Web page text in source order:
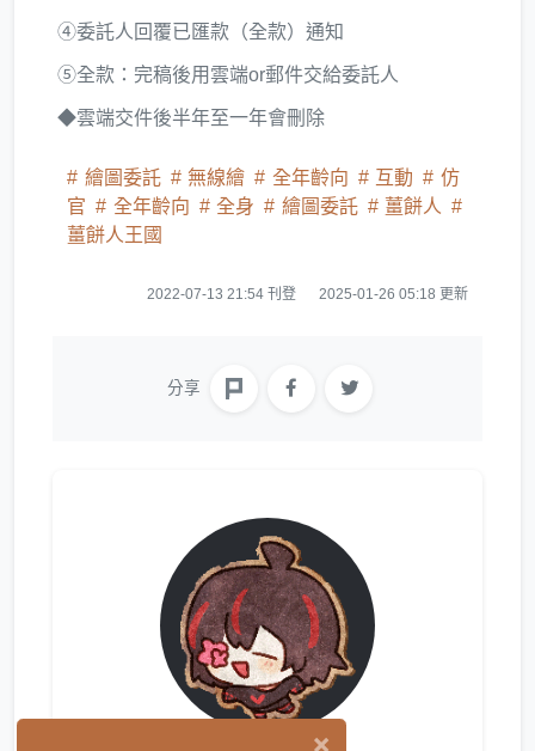
④委託人回覆已匯款（全款）通知
⑤全款：完稿後用雲端or郵件交給委託人
◆雲端交件後半年至一年會刪除
繪圖委託 無線繪 全年齡向 互動
仿
官
全年齡向 全身 繪圖委託
薑餅人
薑餅人王國
2022-07-13 21:54 刊登 2025-01-26 05:18 更新
分享
×